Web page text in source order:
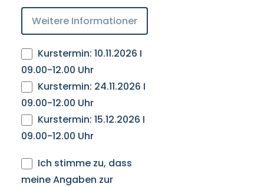
Kurstermin: 10.11.2026 I
09.00-12.00 Uhr
Kurstermin: 24.11.2026 I
09.00-12.00 Uhr
Kurstermin: 15.12.2026 I
09.00-12.00 Uhr
Ich stimme zu, dass
meine Angaben zur